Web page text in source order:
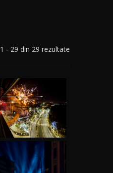
1 - 29 din 29 rezultate